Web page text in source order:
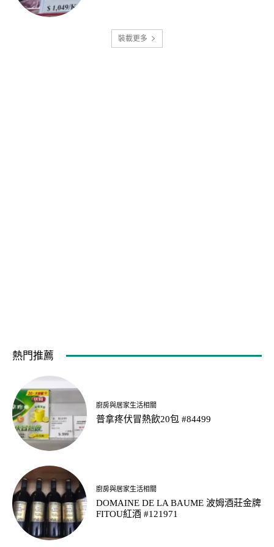
裝載更多
熱門推薦
廚房與居家生活相關
普拿疼伏冒熱飲20包 #84499
廚房與居家生活相關
DOMAINE DE LA BAUME 波姆酒莊金牌
FITOU紅酒 #121971